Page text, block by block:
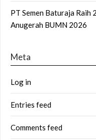
PT Semen Baturaja Raih
Anugerah BUMN 2026
Meta
Log in
Entries feed
Comments feed